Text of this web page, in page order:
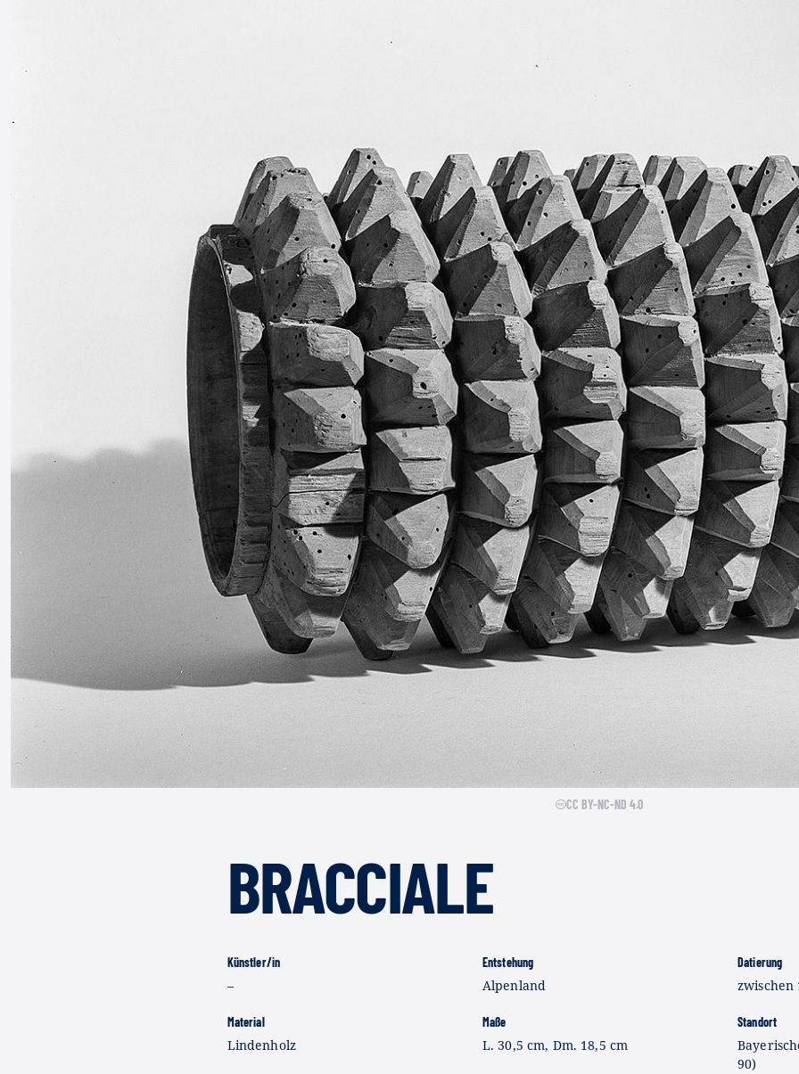
CC BY-NC-ND 4.0
BRACCIALE
Künstler/in
–
Entstehung
Alpenland
Datierung
zwischen
Material
Lindenholz
Maße
L. 30,5 cm, Dm. 18,5 cm
Standort
90)